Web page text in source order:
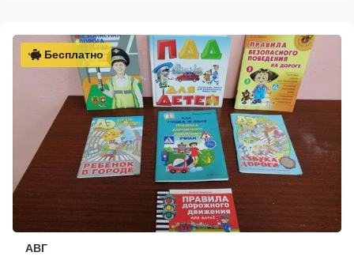
Бесплатно
АВГ